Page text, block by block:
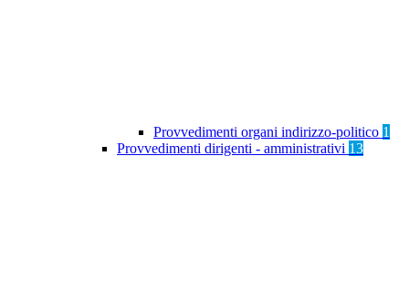
Provvedimenti organi indirizzo-politico 1
Provvedimenti dirigenti - amministrativi 13